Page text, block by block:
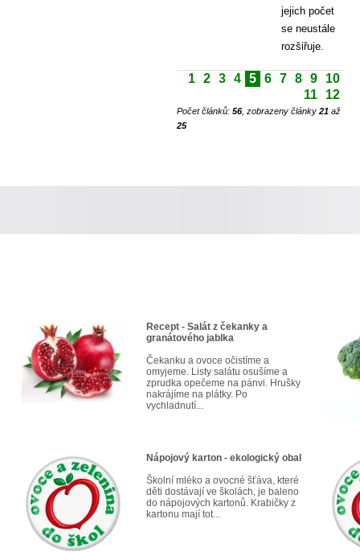
jejich počet
se neustále
rozšiřuje.
1 2 3 4 5 6 7 8 9
10
11
12
Počet článků: 56 , zobrazeny články 21 až
25
Recept - Salát z čekanky a
granátového jablka
Čekanku a ovoce očistíme a
omyjeme. Listy salátu osušíme a
zprudka opečeme na pánvi. Hrušky
nakrájíme na plátky. Po
vychladnutí...
Nápojový karton - ekologický obal
Školní mléko a ovocné šťáva, které
děti dostávají ve školách, je baleno
do nápojových kartonů. Krabičky z
kartonu mají tot...